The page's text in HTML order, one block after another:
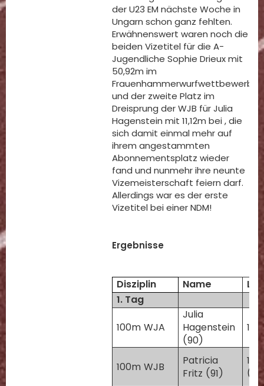
der U23 EM nächste Woche in
Ungarn schon ganz fehlten.
Erwähnenswert waren noch die
beiden Vizetitel für die A-
Jugendliche Sophie Drieux mit
50,92m im
Frauenhammerwurfwettbewerb
und der zweite Platz im
Dreisprung der WJB für Julia
Hagenstein mit 11,12m bei , die
sich damit einmal mehr auf
ihrem angestammten
Abonnementsplatz wieder
fand und nunmehr ihre neunte
Vizemeisterschaft feiern darf.
Allerdings war es der erste
Vizetitel bei einer NDM!
Ergebnisse
Disziplin Name
1. Tag
100m WJA
Julia
Hagenstein
(90)
100m WJB
Patricia
Fritz (91)